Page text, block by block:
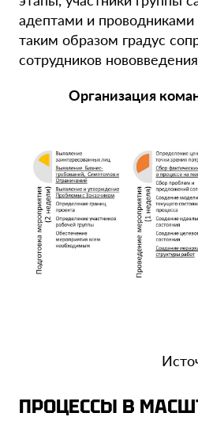
адептами и
таким образом градус
сотрудников
Организация
ПРОЦЕССЫ В